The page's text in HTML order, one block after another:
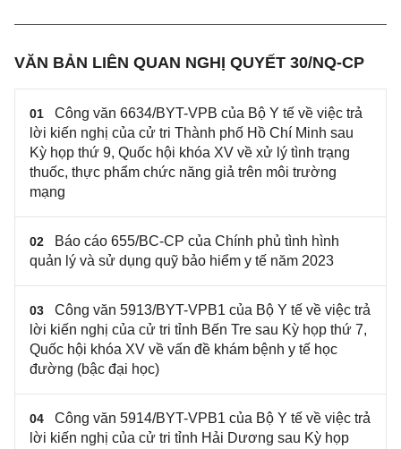
VĂN BẢN LIÊN QUAN NGHỊ QUYẾT 30/NQ-CP
01
Công văn 6634/BYT-VPB của Bộ Y tế về việc trả
lời kiến nghị của cử tri Thành phố Hồ Chí Minh sau
Kỳ họp thứ 9, Quốc hội khóa XV về xử lý tình trạng
thuốc, thực phẩm chức năng giả trên môi trường
mạng
02
Báo cáo 655/BC-CP của Chính phủ tình hình
quản lý và sử dụng quỹ bảo hiểm y tế năm 2023
03
Công văn 5913/BYT-VPB1 của Bộ Y tế về việc trả
lời kiến nghị của cử tri tỉnh Bến Tre sau Kỳ họp thứ 7,
Quốc hội khóa XV về vấn đề khám bệnh y tế học
đường (bậc đại học)
04
Công văn 5914/BYT-VPB1 của Bộ Y tế về việc trả
lời kiến nghị của cử tri tỉnh Hải Dương sau Kỳ họp